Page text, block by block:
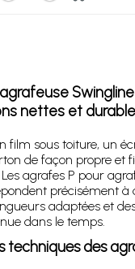
nettes et
film sous toiture, un
de façon propre et
agrafes P pour
précisément à
adaptées et
dans le temps.
techniques des